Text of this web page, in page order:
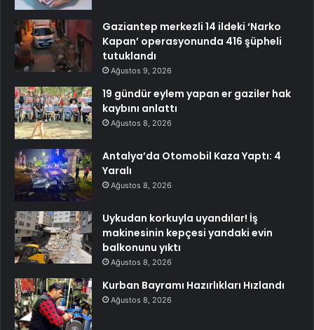
Gaziantep merkezli 14 ildeki ‘Narko
Kapan’ operasyonunda 416 şüpheli
tutuklandı
Ağustos 9, 2026
19 gündür eylem yapan er gaziler hak
kaybını anlattı
Ağustos 8, 2026
Antalya’da Otomobil Kaza Yaptı: 4
Yaralı
Ağustos 8, 2026
Uykudan korkuyla uyandılar! İş
makinesinin kepçesi yandaki evin
balkonunu yıktı
Ağustos 8, 2026
Kurban Bayramı Hazırlıkları Hızlandı
Ağustos 8, 2026